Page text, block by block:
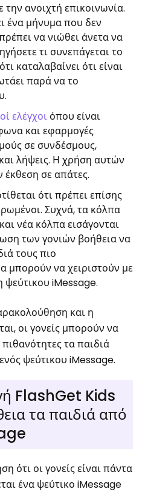
την ανοιχτή επικοινωνία.
ένα μήνυμα που δεν
να νιώθει άνετα να
τι συνεπάγεται το
καταλαβαίνει ότι είναι
παρά να το
ελέγχοιόπου είναι
και εφαρμογές
σε συνδέσμους,
λήψεις. Η χρήση αυτών
έκθεση σε απάτες.
ότι πρέπει επίσης
Συχνά, τα κόλπα
νέα κόλπα εισάγονται
των γονιών βοήθεια να
τους πιο
μπορούν να χειριστούν με
ψεύτικου iMessage.
και η
οι γονείς μπορούν να
τα παιδιά
ψεύτικου iMessage.
FlashGet Kids
τα παιδιά από
ότι οι γονείς είναι πάντα
ένα ψεύτικο iMessage